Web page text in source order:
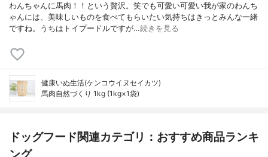
わんちゃんに馬肉！！という贅沢。笑でも可愛い可愛い我が家のわんち
ゃんには、美味しいものを食べてもらいたい気持ちはきっとみんな一緒
ですね。うちはトイプードルですが…続きを見る
健康いぬ生活(ケンコウイヌセイカツ)
馬肉自然づくり 1kg (1kg×1袋)
ドッグフード関連カテゴリ：おすすめ商品ランキ
ング